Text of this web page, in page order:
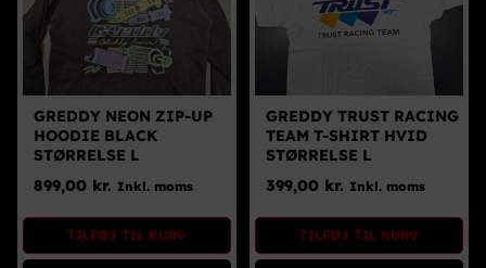
Servicedele
K-Truck Dele
Bilpleje
Tilbud
Brugte Dele
GREDDY NEON ZIP-UP
HOODIE BLACK
STØRRELSE L
899,00 kr. Inkl. moms
TILFØJ TIL KURV
GREDDY TRUST RACING
TEAM T-SHIRT HVID
STØRRELSE L
399,00 kr. Inkl. moms
TILFØJ TIL KURV